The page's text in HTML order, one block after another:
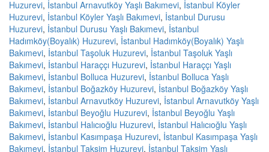
Huzurevi, İstanbul Arnavutköy Yaşlı Bakımevi, İstanbul Köyler
Huzurevi, İstanbul Köyler Yaşlı Bakımevi, İstanbul Durusu
Huzurevi, İstanbul Durusu Yaşlı Bakımevi, İstanbul
Hadımköy(Boyalık) Huzurevi, İstanbul Hadımköy(Boyalık) Yaşlı
Bakımevi, İstanbul Taşoluk Huzurevi, İstanbul Taşoluk Yaşlı
Bakımevi, İstanbul Haraççı Huzurevi, İstanbul Haraççı Yaşlı
Bakımevi, İstanbul Bolluca Huzurevi, İstanbul Bolluca Yaşlı
Bakımevi, İstanbul Boğazköy Huzurevi, İstanbul Boğazköy Yaşlı
Bakımevi, İstanbul Arnavutköy Huzurevi, İstanbul Arnavutköy Yaşlı
Bakımevi, İstanbul Beyoğlu Huzurevi, İstanbul Beyoğlu Yaşlı
Bakımevi, İstanbul Halıcıoğlu Huzurevi, İstanbul Halıcıoğlu Yaşlı
Bakımevi, İstanbul Kasımpaşa Huzurevi, İstanbul Kasımpaşa Yaşlı
Bakımevi, İstanbul Taksim Huzurevi, İstanbul Taksim Yaşlı